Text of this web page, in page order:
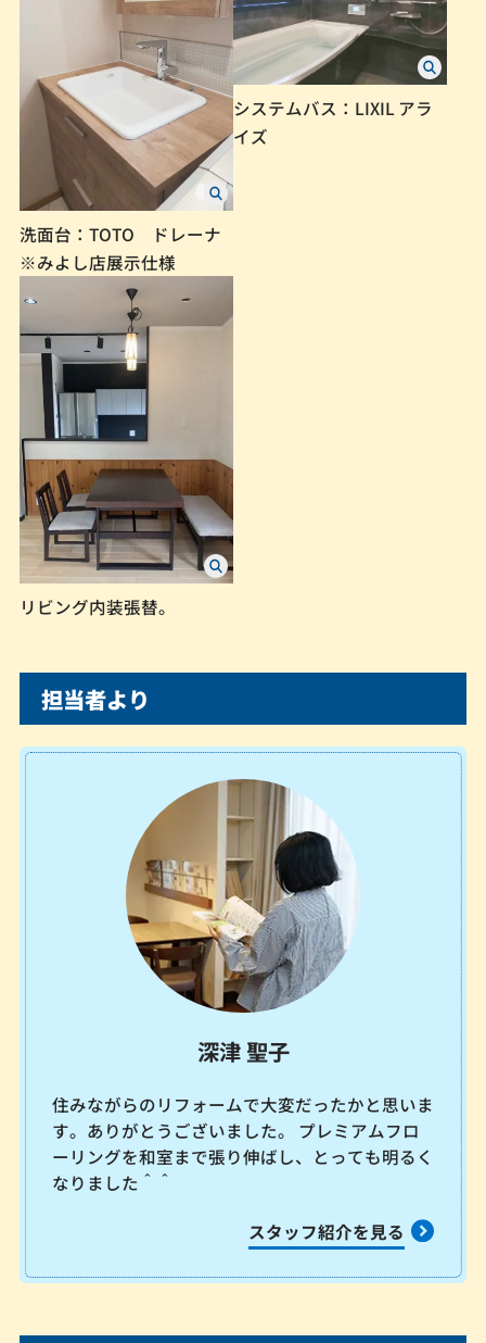
洗面台：TOTO ドレーナ
※みよし店展示仕様
システムバス：LIXIL アラ
イズ
リビング内装張替。
担当者より
深津 聖子
住みながらのリフォームで大変だったかと思いま
す。ありがとうございました。 プレミアムフロ
ーリングを和室まで張り伸ばし、とっても明るく
なりました＾＾
スタッフ紹介を見る